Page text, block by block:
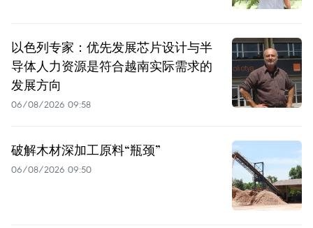
以色列专家：优先发展芯片设计与半
导体人力资源是符合越南实际需求的
发展方向
06/08/2026 09:58
破解木材深加工原料“瓶颈”
06/08/2026 09:50